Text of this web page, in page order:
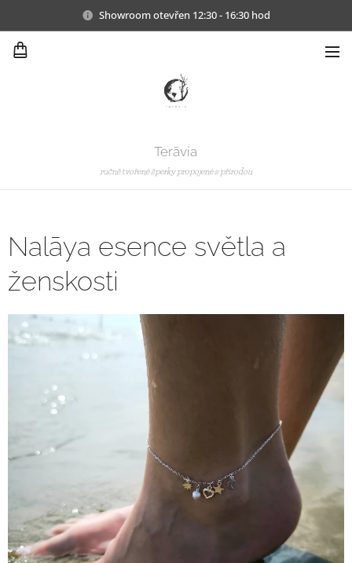
Showroom otevřen 12:30 - 16:30 hod
Terāvia
ručně tvořené šperky propojené s přírodou
Nalāya esence světla a
ženskosti